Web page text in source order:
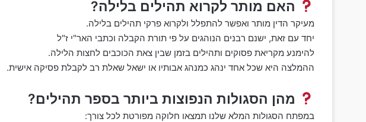
האם מותר לקרוא תהילים בלילה?
מעיקר הדין מותר ואפשר להתפלל ולקרוא פרקי תהילים בלילה.
יחד עם זאת, ישנם רבנים הנוהגים על פי תורת הקבלה וכתבי האר"י ז"ל
להימנע מקריאת פסוקים ותהילים בזמן שבין צאת הכוכבים לחצות הלילה.
ההמלצה היא שכל אחד ינהג כמנהג אבותיו או ישאל שאלת רב לקבלת פסיקה אישית.
מהן הסגולות הנפוצות ביותר בספר תהילים?
במפתח הסגולות המלא שלנו תמצאו חלוקה מפורטת לכל צורך: